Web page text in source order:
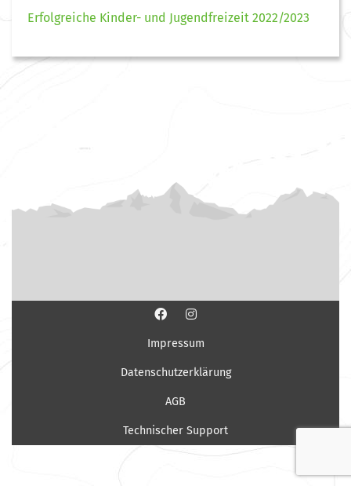
Erfolgreiche Kinder- und Jugendfreizeit 2022/2023
Impressum
Datenschutzerklärung
AGB
Technischer Support